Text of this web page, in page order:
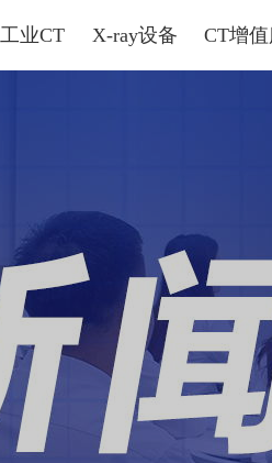
工业CT X-ray设备 CT增